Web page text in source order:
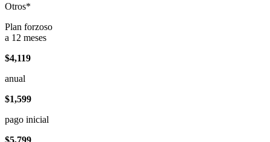
Otros*
Plan forzoso
a 12 meses
$4,119
anual
$1,599
pago inicial
$5,799